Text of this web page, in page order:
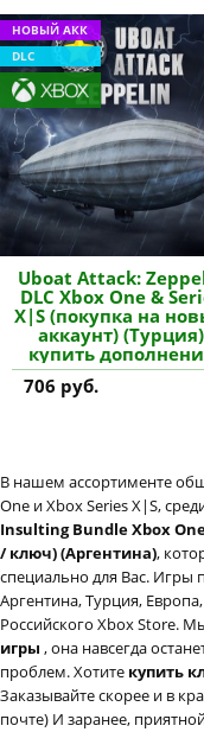
НОВЫЙ АКК
DLC
Uboat Attack:
DLC Xbox One &
X|S (покупка на
аккаунт) (Турция)
купить
706 руб.
В нашем ассортименте
One и Xbox Series X|S,
Insulting Bundle Xbox
/ ключ) (Аргентина),
специально для Вас. Игры
Аргентина, Турция,
Российского Xbox Store.
игры , она навсегда
проблем. Хотите купить
Заказывайте скорее и в
почте) И заранее,